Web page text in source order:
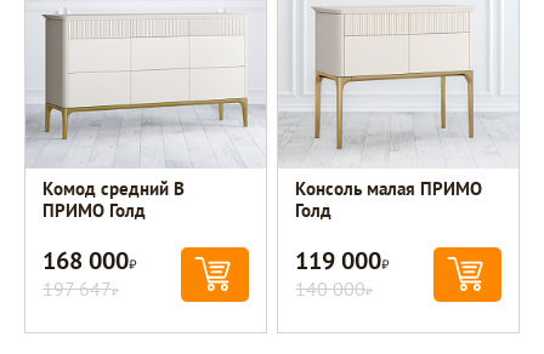
Комод средний B
ПРИМО Голд
168 000Р
197 647Р
Консоль малая ПРИМО
Голд
119 000Р
140 000Р